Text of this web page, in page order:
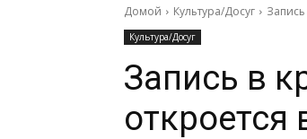
Домой Культура/Досуг
Культура/Досуг
Запись в
откроется